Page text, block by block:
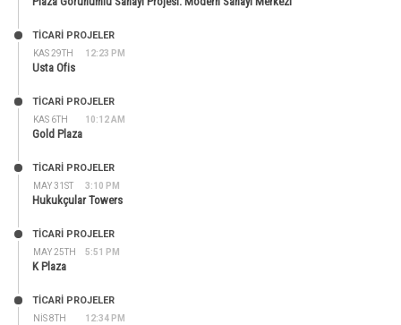
KAS 29TH 12:23 PM
TİCARİ PROJELER
Usta Ofis
KAS 6TH 10:12 AM
TİCARİ PROJELER
Gold Plaza
MAY 31ST 3:10 PM
TİCARİ PROJELER
Hukukçular Towers
MAY 25TH 5:51 PM
TİCARİ PROJELER
K Plaza
NIS 8TH 12:34 PM
TİCARİ PROJELER